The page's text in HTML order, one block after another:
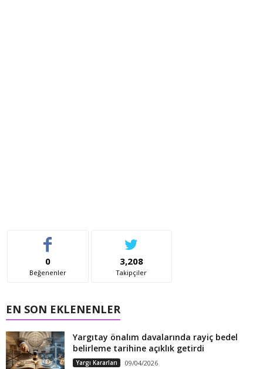
0
Beğenenler
3,208
Takipçiler
EN SON EKLENENLER
Yargıtay önalım davalarında rayiç bedel
belirleme tarihine açıklık getirdi
Yargı Kararları 09/04/2026